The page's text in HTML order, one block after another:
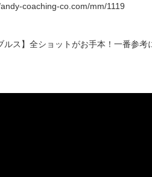
coaching-co.com/mm/1119
ルス】全ショットがお手本！一番参